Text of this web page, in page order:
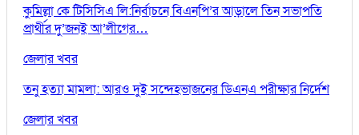
কুমিল্লা কে টিসিসিএ লি:নির্বাচনে বিএনপি’র আড়ালে তিন সভাপতি
প্রার্থীর দু’জনই আ’লীগের…
জেলার খবর
তনু হত্যা মামলা: আরও দুই সন্দেহভাজনের ডিএনএ পরীক্ষার নির্দেশ
জেলার খবর